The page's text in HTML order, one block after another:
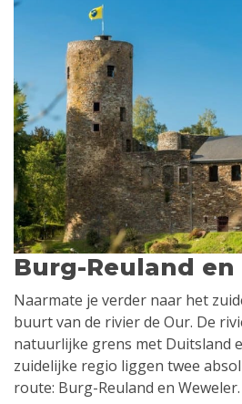
Burg-Reuland
Naarmate je verder naar het
buurt van de rivier de Our. De
natuurlijke grens met Duitsland
zuidelijke regio liggen twee
route: Burg-Reuland en